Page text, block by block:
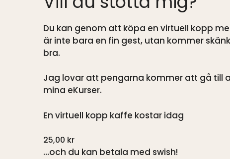
Du kan genom att köpa en virtuell kopp
är inte bara en fin gest, utan kommer
bra.
Jag lovar att pengarna kommer att gå till
mina eKurser.
En virtuell kopp kaffe kostar idag
25,00 kr
…och du kan betala med swish!